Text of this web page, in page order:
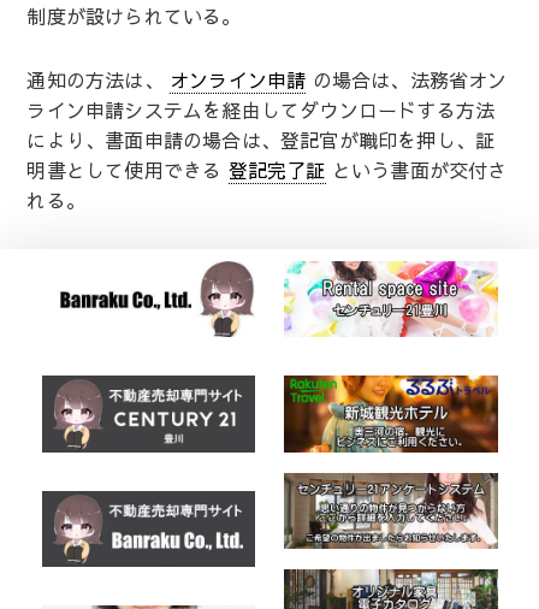
制度が設けられている。
通知の方法は、 オンライン申請 の場合は、法務省オン
ライン申請システムを経由してダウンロードする方法
により、書面申請の場合は、登記官が職印を押し、証
明書として使用できる 登記完了証 という書面が交付さ
れる。